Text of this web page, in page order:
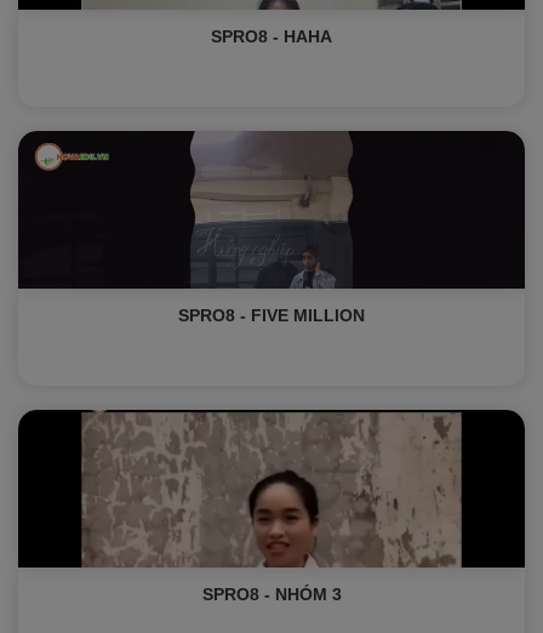
SPRO8 - HAHA
SPRO8 - FIVE MILLION
SPRO8 - NHÓM 3